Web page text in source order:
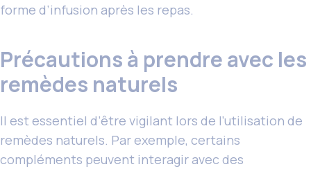
forme d’infusion après les repas.
Précautions à prendre avec les
remèdes naturels
Il est essentiel d’être vigilant lors de l’utilisation de
remèdes naturels. Par exemple, certains
compléments peuvent interagir avec des